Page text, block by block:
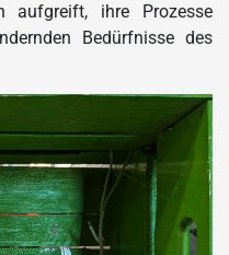
aufgreift, ihre Prozesse
Bedürfnisse des